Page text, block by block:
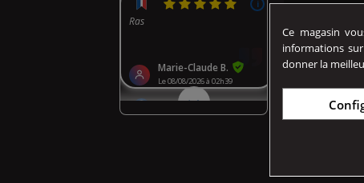
L'arôme
Ce magasin
informations
donner la